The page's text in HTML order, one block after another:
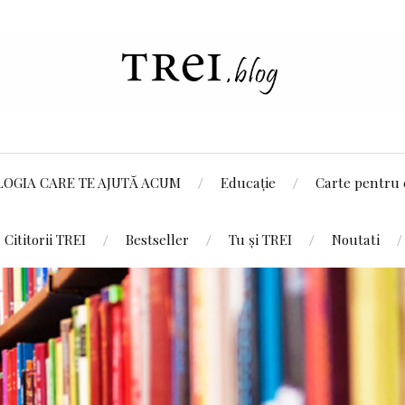
CARE TE AJUTĂ ACUM Educație Carte pentru
Cititorii TREI Bestseller Tu și TREI Noutati